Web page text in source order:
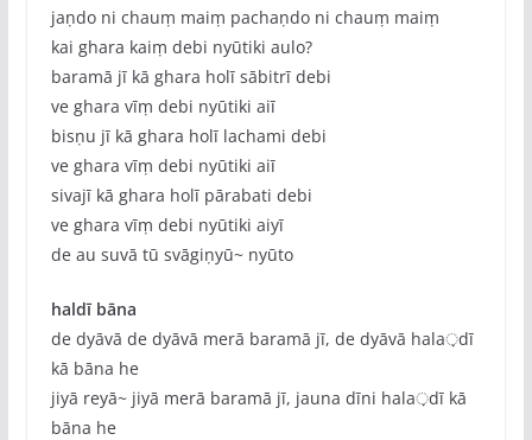
jaṇdo ni chauṃ maiṃ pachaṇdo ni chauṃ maiṃ
kai ghara kaiṃ debi nyūtiki aulo?
baramā jī kā ghara holī sābitrī debi
ve ghara vīṃ debi nyūtiki aiī
bisṇu jī kā ghara holī lachami debi
ve ghara vīṃ debi nyūtiki aiī
sivajī kā ghara holī pārabati debi
ve ghara vīṃ debi nyūtiki aiyī
de au suvā tū svāgiṇyū~ nyūto
haldī bāna
de dyāvā de dyāvā merā baramā jī, de dyāvā hala़dī
kā bāna he
jiyā reyā~ jiyā merā baramā jī, jauna dīni hala़dī kā
bāna he